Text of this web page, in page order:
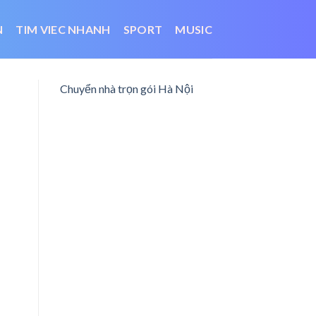
TIM VIEC NHANH SPORT MUSIC
Chuyển nhà trọn gói Hà Nội